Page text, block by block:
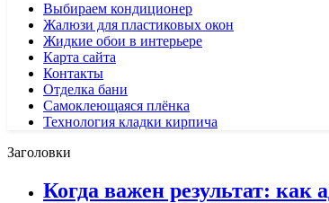
Выбираем кондиционер
Жалюзи для пластиковых окон
Жидкие обои в интерьере
Карта сайта
Контакты
Отделка бани
Самоклеющаяся плёнка
Технология кладки кирпича
Заголовки
Когда важен результат: как